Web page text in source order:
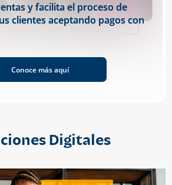
y facilita el proceso de
clientes aceptando pagos con
Conoce más aquí
Digitales